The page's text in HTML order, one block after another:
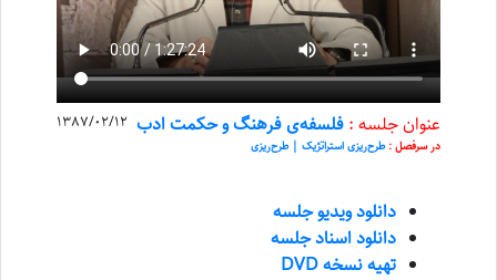
1387/02/12 عنوان جلسه : فلسفه‌ی فرهنگ و حکمت ادب
در سرفصل :طرح‌ریزی استراتژیک | طرح‌ریزی
دانلود ویدیو جلسه
دانلود اسناد جلسه
تهیه نسخه DVD